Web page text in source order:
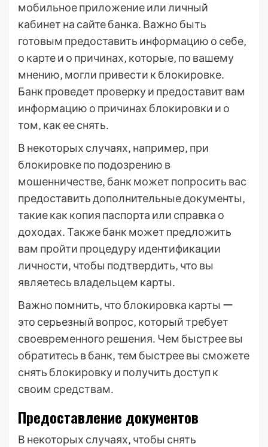
мобильное приложение или личный
кабинет на сайте банка․ Важно быть
готовым предоставить информацию о себе‚
о карте и о причинах‚ которые‚ по вашему
мнению‚ могли привести к блокировке․
Банк проведет проверку и предоставит вам
информацию о причинах блокировки и о
том‚ как ее снять․
В некоторых случаях‚ например‚ при
блокировке по подозрению в
мошенничестве‚ банк может попросить вас
предоставить дополнительные документы‚
такие как копия паспорта или справка о
доходах․ Также банк может предложить
вам пройти процедуру идентификации
личности‚ чтобы подтвердить‚ что вы
являетесь владельцем карты․
Важно помнить‚ что блокировка карты ー
это серьезный вопрос‚ который требует
своевременного решения․ Чем быстрее вы
обратитесь в банк‚ тем быстрее вы сможете
снять блокировку и получить доступ к
своим средствам․
Предоставление документов
В некоторых случаях‚ чтобы снять